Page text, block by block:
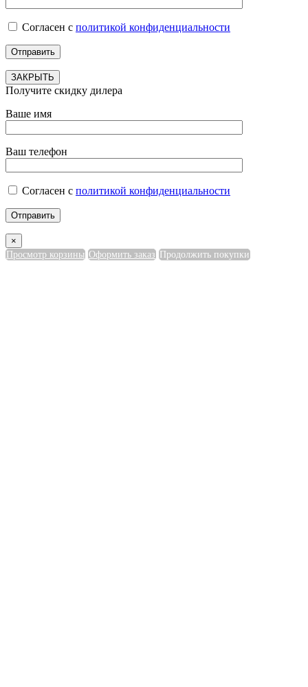
Согласен с политикой конфиденциальности
ЗАКРЫТЬ
Получите скидку дилера
Ваше имя
Ваш телефон
Согласен с политикой конфиденциальности
×
Просмотр корзины Оформить заказ Продолжить покупки